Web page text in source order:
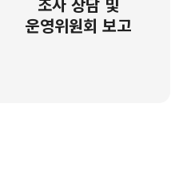
운영위원회 보고